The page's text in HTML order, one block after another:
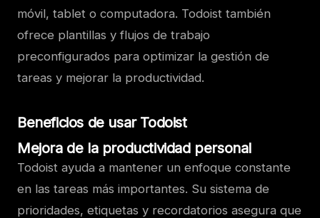
móvil, tablet o computadora. Todoist también
ofrece plantillas y flujos de trabajo
preconfigurados para optimizar la gestión de
tareas y mejorar la productividad.
Beneficios de usar Todoist
Mejora de la productividad personal
Todoist ayuda a mantener un enfoque constante
en las tareas más importantes. Su sistema de
prioridades, etiquetas y recordatorios asegura que